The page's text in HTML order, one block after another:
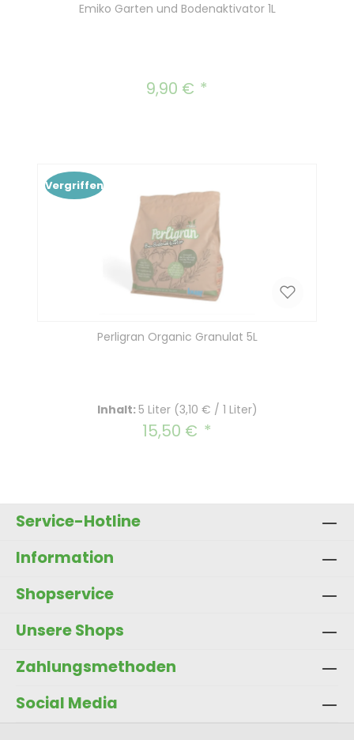
Emiko Garten und Bodenaktivator 1L
Regulärer Preis:
9,90 €
Vergriffen
Perligran Organic Granulat 5L
Inhalt:5 Liter (3,10 € / 1 Liter)
Regulärer Preis:
15,50 €
Service-Hotline
Information
Shopservice
Unsere Shops
Zahlungsmethoden
Social Media